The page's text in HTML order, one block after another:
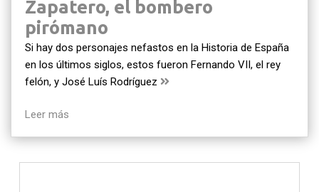
Zapatero, el bombero
pirómano
Si hay dos personajes nefastos en la Historia de España
en los últimos siglos, estos fueron Fernando VII, el rey
felón, y José Luís Rodríguez
Leer más